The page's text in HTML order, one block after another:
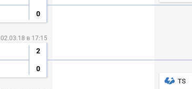
0
02.03.18 в 17:15
2
0
TS